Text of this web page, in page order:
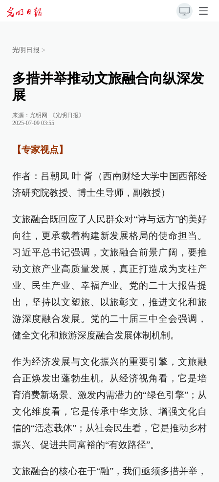
光明日报 >
多措并举推动文旅融合向纵深发
展
来源： 光明网-《光明日报》
2025-07-09 03:55
【专家视点】
作者：吕朝凤 叶 胥（西南财经大学中国西部经
济研究院教授、博士生导师，副教授）
文旅融合既回应了人民群众对“诗与远方”的美好
向往，更承载着构建新发展格局的使命担当。
习近平总书记强调，文旅融合前景广阔，要推
动文旅产业高质量发展，真正打造成为支柱产
业、民生产业、幸福产业。党的二十大报告提
出，坚持以文塑旅、以旅彰文，推进文化和旅
游深度融合发展。党的二十届三中全会强调，
健全文化和旅游深度融合发展体制机制。
作为经济发展与文化振兴的重要引擎，文旅融
合正焕发出蓬勃生机。从经济视角看，它是培
育消费新场景、激发内需潜力的“绿色引擎”；从
文化维度看，它是传承中华文脉、增强文化自
信的“活态载体”；从社会民生看，它是推动乡村
振兴、促进共同富裕的“有效路径”。
文旅融合的核心在于“融”，我们亟须多措并举，